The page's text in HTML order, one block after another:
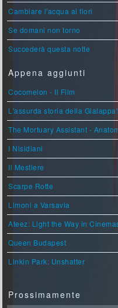
Cambiare l'acqua ai fiori
Se domani non torno
Succederà questa notte
Appena aggiunti
Cocomelon - Il Film
L'assurda storia della
The Mortuary Assistant -
I Nisidiani
Il Mestiere
Scarpe Rotte
Limoni a Varsavia
Ateez: Light the Way in
Queen Budapest
Linkin Park: Unshatter
Prossimamente